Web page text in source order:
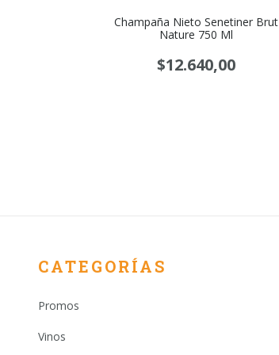
Champaña Nieto Senetiner Brut
Nature 750 Ml
$12.640,00
CATEGORÍAS
Promos
Vinos